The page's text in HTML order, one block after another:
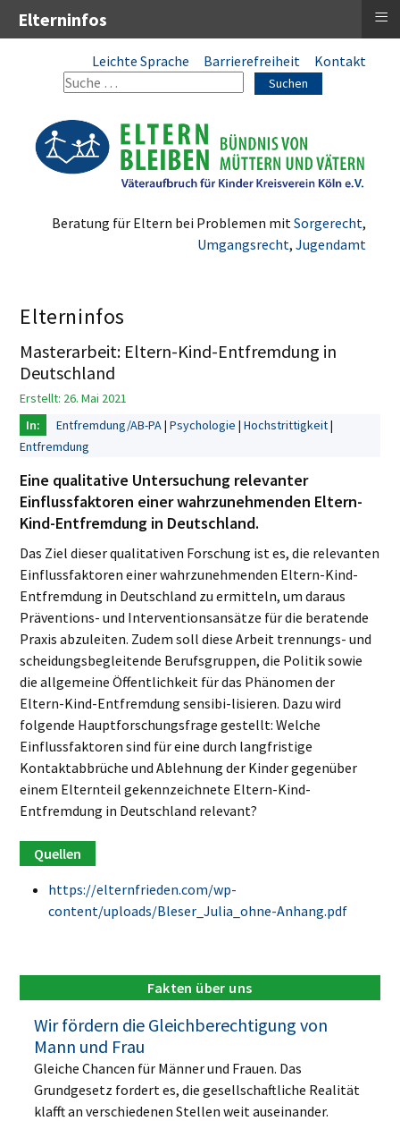
Leichte Sprache Barrierefreiheit Kontakt
Suchen
Beratung für Eltern bei Problemen mit Sorgerecht,
Umgangsrecht, Jugendamt
Elterninfos
Masterarbeit: Eltern-Kind-Entfremdung in
Deutschland
Erstellt: 26. Mai 2021
Entfremdung/AB-PA Psychologie Hochstrittigkeit
Entfremdung
Eine qualitative Untersuchung relevanter
Einflussfaktoren einer wahrzunehmenden Eltern-
Kind-Entfremdung in Deutschland.
Das Ziel dieser qualitativen Forschung ist es, die relevanten
Einflussfaktoren einer wahrzunehmenden Eltern-Kind-
Entfremdung in Deutschland zu ermitteln, um daraus
Präventions- und Interventionsansätze für die beratende
Praxis abzuleiten. Zudem soll diese Arbeit trennungs- und
scheidungsbegleitende Berufsgruppen, die Politik sowie
die allgemeine Öffentlichkeit für das Phänomen der
Eltern-Kind-Entfremdung sensibi-lisieren. Dazu wird
folgende Hauptforschungsfrage gestellt: Welche
Einflussfaktoren sind für eine durch langfristige
Kontaktabbrüche und Ablehnung der Kinder gegenüber
einem Elternteil gekennzeichnete Eltern-Kind-
Entfremdung in Deutschland relevant?
https://elternfrieden.com/wp-
content/uploads/Bleser_Julia_ohne-Anhang.pdf
Fakten über uns
Wir fördern die Gleichberechtigung von
Mann und Frau
Gleiche Chancen für Männer und Frauen. Das
Grundgesetz fordert es, die gesellschaftliche Realität
klafft an verschiedenen Stellen weit auseinander.
Elterninfos ≡